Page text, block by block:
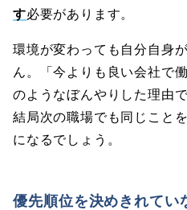
す必要があります。
環境が変わっても自分自身
ん。「今よりも良い会社で
のようなぼんやりした理由
結局次の職場でも同じこと
になるでしょう。
優先順位を決めきれてい